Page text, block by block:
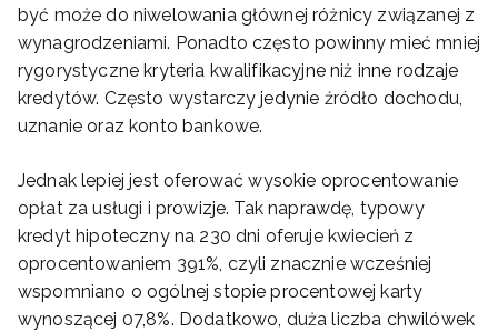
być może do niwelowania głównej różnicy związanej z
wynagrodzeniami. Ponadto często powinny mieć mniej
rygorystyczne kryteria kwalifikacyjne niż inne rodzaje
kredytów. Często wystarczy jedynie źródło dochodu,
uznanie oraz konto bankowe.
Jednak lepiej jest oferować wysokie oprocentowanie
opłat za usługi i prowizje. Tak naprawdę, typowy
kredyt hipoteczny na 230 dni oferuje kwiecień z
oprocentowaniem 391%, czyli znacznie wcześniej
wspomniano o ogólnej stopie procentowej karty
wynoszącej 07,8%. Dodatkowo, duża liczba chwilówek